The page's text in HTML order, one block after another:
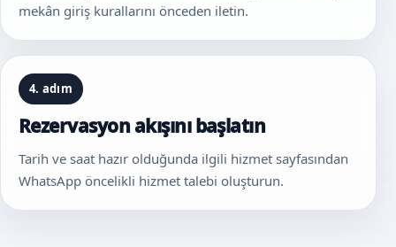
mekân giriş kurallarını önceden iletin.
4. adım
Rezervasyon akışını başlatın
Tarih ve saat hazır olduğunda ilgili hizmet sayfasından
WhatsApp öncelikli hizmet talebi oluşturun.